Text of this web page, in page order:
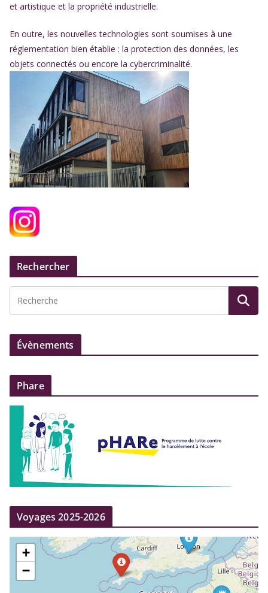
et artistique et la propriété industrielle.
En outre, les nouvelles technologies sont soumises à une
réglementation bien établie : la protection des données, les
objets connectés ou encore la cybercriminalité.
Rechercher
Évènements
Phare
Voyages 2025-2026